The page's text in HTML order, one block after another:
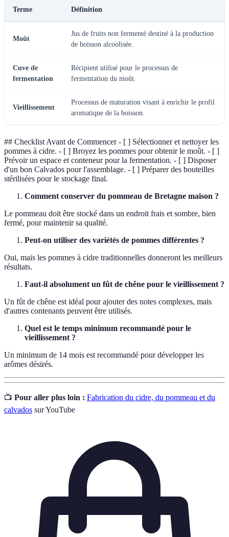
Terme Définition
Moût
Jus de fruits non fermenté destiné à la production
de boisson alcoolisée.
Cuve de
fermentation
Récipient utilisé pour le processus de
fermentation du moût.
Vieillissement
Processus de maturation visant à enrichir le profil
aromatique de la boisson.
## Checklist Avant de Commencer - [ ] Sélectionner et nettoyer les
pommes à cidre. - [ ] Broyez les pommes pour obtenir le moût. - [ ]
Prévoir un espace et conteneur pour la fermentation. - [ ] Disposer
d'un bon Calvados pour l'assemblage. - [ ] Préparer des bouteilles
stérilisées pour le stockage final.
Comment conserver du pommeau de Bretagne maison ?
Le pommeau doit être stocké dans un endroit frais et sombre, bien
fermé, pour maintenir sa qualité.
Peut-on utiliser des variétés de pommes différentes ?
Oui, mais les pommes à cidre traditionnelles donneront les meilleurs
résultats.
Faut-il absolument un fût de chêne pour le vieillissement ?
Un fût de chêne est idéal pour ajouter des notes complexes, mais
d'autres contenants peuvent être utilisés.
Quel est le temps minimum recommandé pour le
vieillissement ?
Un minimum de 14 mois est recommandé pour développer les
arômes désirés.
📺 Pour aller plus loin : Fabrication du cidre, du pommeau et du
calvados sur YouTube